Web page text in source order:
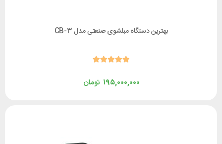
بهترین دستگاه مبلشوی صنعتی مدل CB-3
تومان۱۹۵,۰۰۰,۰۰۰